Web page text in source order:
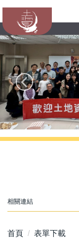
跳
主
要
內
區
相關連結
首頁 表單下載